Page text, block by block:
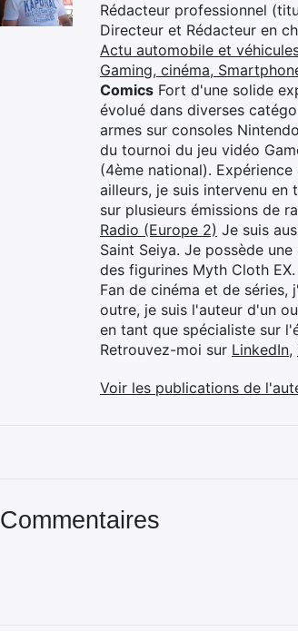
Rédacteur professionnel
Directeur et Rédacteur en
Actu automobile et
Gaming, cinéma,
Comics Fort d'une solide
évolué dans diverses
armes sur consoles
du tournoi du jeu vidéo
(4ème national).
ailleurs, je suis intervenu
sur plusieurs émissions de
Radio (Europe 2) Je suis
Saint Seiya. Je possède
des figurines Myth Cloth
Fan de cinéma et de séries,
outre, je suis l'auteur d'un
en tant que spécialiste sur
Retrouvez-moi sur LinkedIn,
Voir les publications de
Commentaires